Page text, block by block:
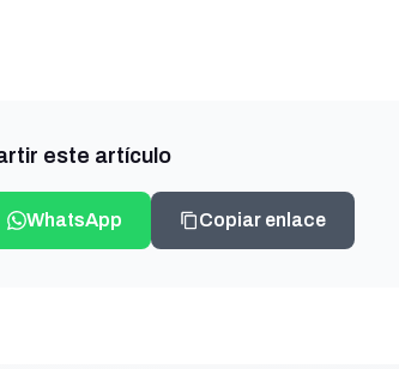
este artículo
WhatsApp Copiar enlace